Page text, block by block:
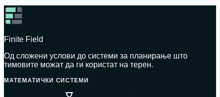
Finite Field
Од сложени услови до системи за планирање што
тимовите можат да ги користат на терен.
МАТЕМАТИЧКИ СИСТЕМИ